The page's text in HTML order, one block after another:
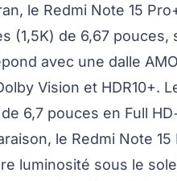
le Redmi Note 15
(1,5K) de 6,67
avec une dalle
Vision et HDR10+.
de 6,7 pouces en Full
le Redmi Note
luminosité sous le